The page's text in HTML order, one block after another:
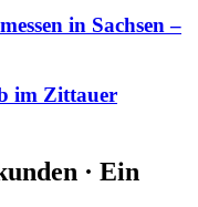
in Sachsen –
im Zittauer
· Ein